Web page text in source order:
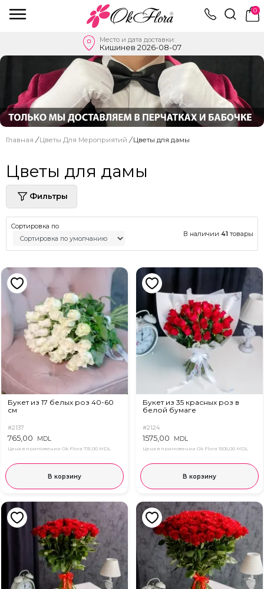
0
Место и дата доставки:
Кишинев 2026-08-07
Главная / Цветы Для Мероприятий / Цветы для дамы
Цветы для дамы
Фильтры
Сортировка по
В наличии 41 товары
Букет из 17 белых роз 40-60
см
#2137
765,00 MDL
Цена в приложении Ok Flora 731,00 MDL
В корзину
Букет из 35 красных роз в
белой бумаге
#2124
1575,00 MDL
Цена в приложении Ok Flora 1505,00 MDL
В корзину